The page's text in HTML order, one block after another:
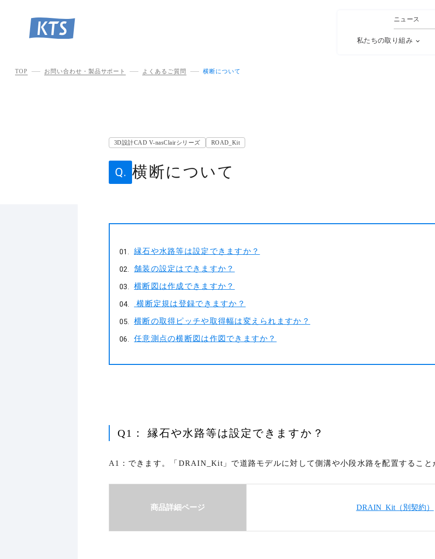
私たちの取り組み
ニュース
TOP お問い合わせ・製品サポート よくあるご質問 横断について
3D設計CAD V-nasClairシリーズ ROAD_Kit
横断について
縁石や水路等は設定できますか？
舗装の設定はできますか？
横断図は作成できますか？
横断定規は登録できますか？
横断の取得ピッチや取得幅は変えられますか？
任意測点の横断図は作図できますか？
Q1： 縁石や水路等は設定できますか？
A1：できます。「DRAIN_Kit」で道路モデルに対して側溝や小段水路を配置すること
商品詳細ページ DRAIN_Kit（別契約）